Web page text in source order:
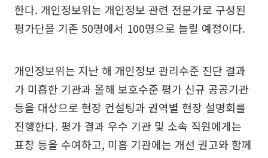
한다. 개인정보위는 개인정보 관련 전문가로 구성된
평가단을 기존 50명에서 100명으로 늘릴 예정이다.
개인정보위는 지난 해 개인정보 관리수준 진단 결과
가 미흡한 기관과 올해 보호수준 평가 신규 공공기관
등을 대상으로 현장 컨설팅과 권역별 현장 설명회를
진행한다. 평가 결과 우수 기관 및 소속 직원에게는
표창 등을 수여하고, 미흡 기관에는 개선 권고와 함께